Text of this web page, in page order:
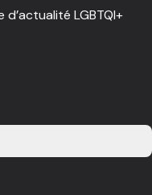
LGBTQI+